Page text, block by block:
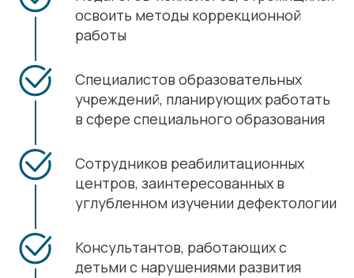
освоить методы коррекционной
работы
Специалистов образовательных
учреждений, планирующих работать
в сфере специального образования
Сотрудников реабилитационных
центров, заинтересованных в
углубленном изучении дефектологии
Консультантов, работающих с
детьми с нарушениями развития